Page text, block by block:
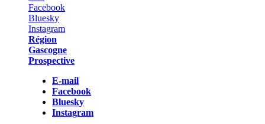
Région
Gascogne
Prospective
E-mail
Facebook
Bluesky
Instagram